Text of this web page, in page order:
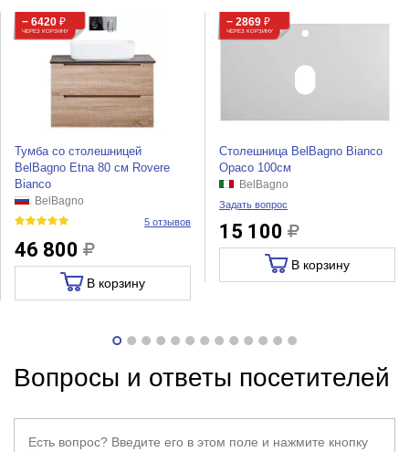
− 6420 ₽
ЧЕРЕЗ КОРЗИНУ
Тумба со столешницей
BelBagno Etna 80 см Rovere
Bianco
BelBagno
5 отзывов
46 800
В корзину
− 2869 ₽
ЧЕРЕЗ КОРЗИНУ
Столешница BelBagno Bianco
Opaco 100см
BelBagno
Задать вопрос
15 100
В корзину
Вопросы и ответы посетителей